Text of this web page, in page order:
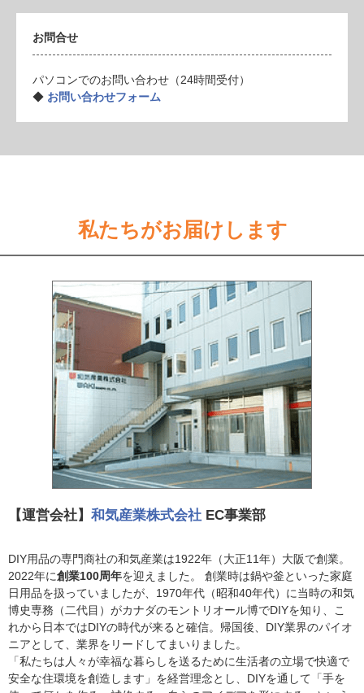
お問合せ
パソコンでのお問い合わせ（24時間受付）
◆ お問い合わせフォーム
私たちがお届けします
【運営会社】 和気産業株式会社 EC事業部
DIY用品の専門商社の和気産業は1922年（大正11年）大阪で創業。
2022年に創業100周年を迎えました。 創業時は鍋や釜といった家庭
日用品を扱っていましたが、1970年代（昭和40年代）に当時の和気
博史専務（二代目）がカナダのモントリオール博でDIYを知り、こ
れから日本ではDIYの時代が来ると確信。帰国後、DIY業界のパイオ
ニアとして、業界をリードしてまいりました。
「私たちは人々が幸福な暮らしを送るために生活者の立場で快適で
安全な住環境を創造します」を経営理念とし、DIYを通して「手を